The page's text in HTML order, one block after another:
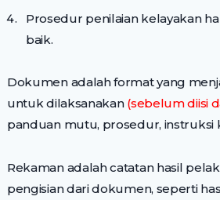
Prosedur penilaian kelayakan
baik.
Dokumen adalah format yang
untuk dilaksanakan (sebelum diisi
panduan mutu, prosedur, instruksi
Rekaman adalah catatan hasil
pengisian dari dokumen, seperti